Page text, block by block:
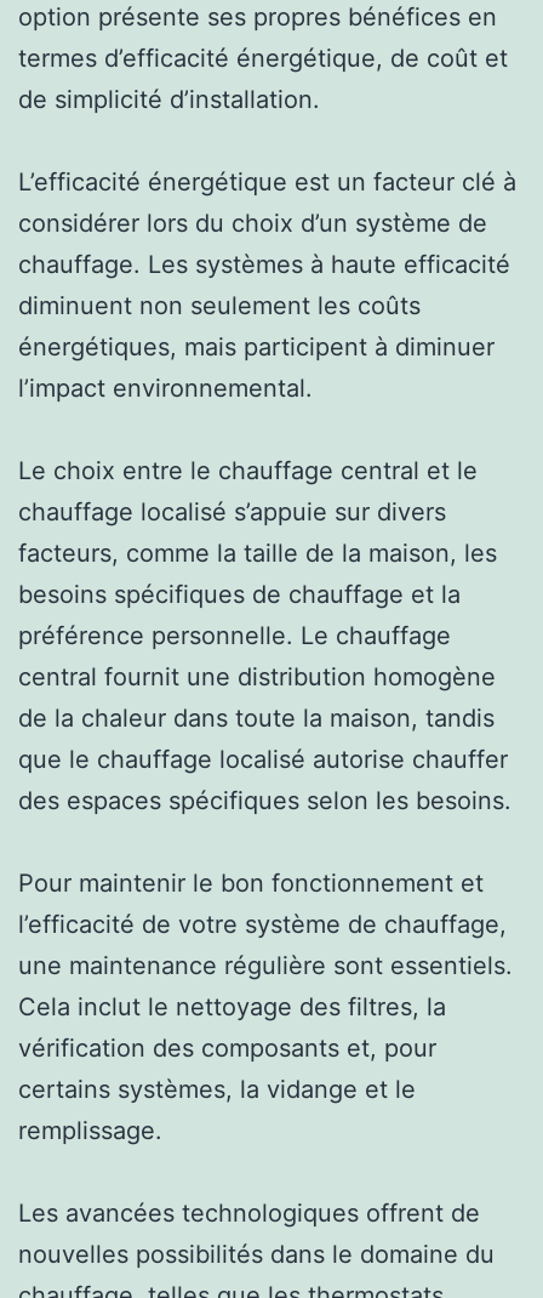
option présente ses propres bénéfices en
termes d’efficacité énergétique, de coût et
de simplicité d’installation.
L’efficacité énergétique est un facteur clé à
considérer lors du choix d’un système de
chauffage. Les systèmes à haute efficacité
diminuent non seulement les coûts
énergétiques, mais participent à diminuer
l’impact environnemental.
Le choix entre le chauffage central et le
chauffage localisé s’appuie sur divers
facteurs, comme la taille de la maison, les
besoins spécifiques de chauffage et la
préférence personnelle. Le chauffage
central fournit une distribution homogène
de la chaleur dans toute la maison, tandis
que le chauffage localisé autorise chauffer
des espaces spécifiques selon les besoins.
Pour maintenir le bon fonctionnement et
l’efficacité de votre système de chauffage,
une maintenance régulière sont essentiels.
Cela inclut le nettoyage des filtres, la
vérification des composants et, pour
certains systèmes, la vidange et le
remplissage.
Les avancées technologiques offrent de
nouvelles possibilités dans le domaine du